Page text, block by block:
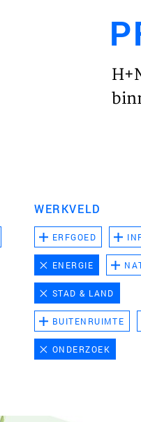
WERKVELD
ERFGOED
ENERGIE
STAD & LAND
BUITENRUIMTE
ONDERZOEK